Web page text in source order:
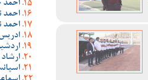
احمد
احمد